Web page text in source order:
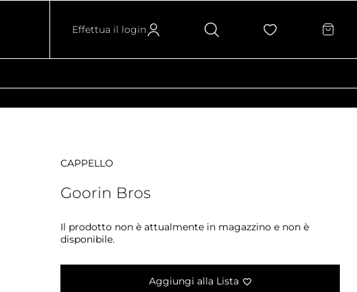
Effettua il login
CAPPELLO
Goorin Bros
Il prodotto non è attualmente in magazzino e non è
disponibile.
Aggiungi alla Lista